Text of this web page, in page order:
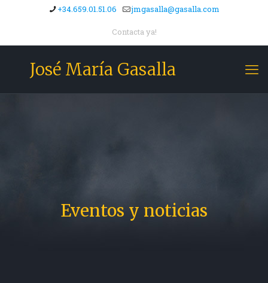
+34.659.01.51.06 jmgasalla@gasalla.com
Contacta ya!
José María Gasalla
Eventos y noticias